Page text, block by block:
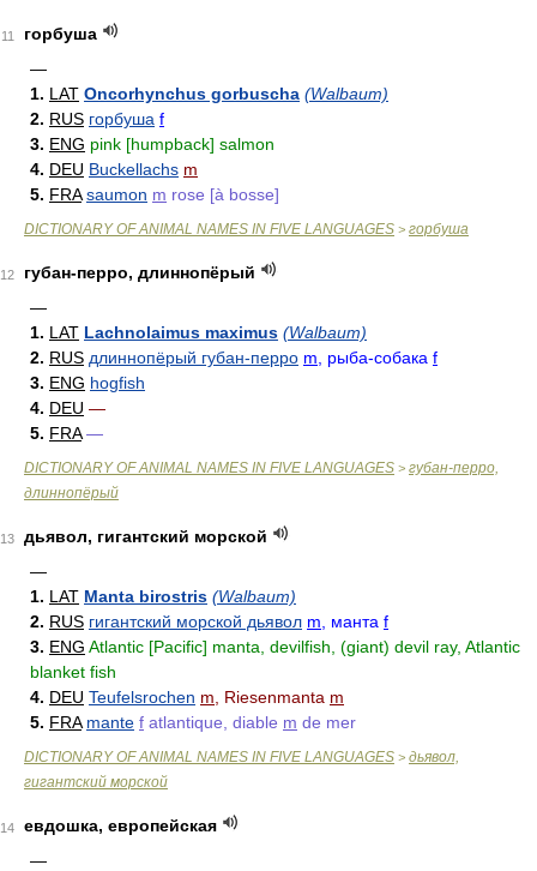
11
горбуша
—
1. LAT Oncorhynchus gorbuscha (Walbaum)
2. RUS горбуша f
3. ENG pink [humpback] salmon
4. DEU Buckellachs m
5. FRA saumon m rose [à bosse]
DICTIONARY OF ANIMAL NAMES IN FIVE LANGUAGES > горбуша
12
губан-перро, длиннопёрый
—
1. LAT Lachnolaimus maximus (Walbaum)
2. RUS длиннопёрый губан-перро m , рыба-собака f
3. ENG hogfish
4. DEU —
5. FRA —
DICTIONARY OF ANIMAL NAMES IN FIVE LANGUAGES > губан-перро,
длиннопёрый
13
дьявол, гигантский морской
—
1. LAT Manta birostris (Walbaum)
2. RUS гигантский морской дьявол m , манта f
3. ENG Atlantic [Pacific] manta, devilfish, (giant) devil ray, Atlantic
blanket fish
4. DEU Teufelsrochen m , Riesenmanta m
5. FRA mante f atlantique, diable m de mer
DICTIONARY OF ANIMAL NAMES IN FIVE LANGUAGES > дьявол,
гигантский морской
14
евдошка, европейская
—